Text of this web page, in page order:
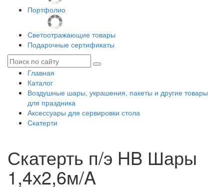
Портфолио
Светоотражающие товары
Подарочные сертификаты
Главная
Каталог
Воздушные шары, украшения, пакеты и другие товары
для праздника
Аксессуары для сервировки стола
Скатерти
Скатерть п/э HB Шары
1,4х2,6м/A